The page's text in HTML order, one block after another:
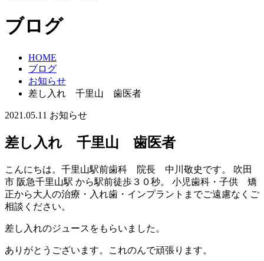
ブログ
HOME
ブログ
お知らせ
差し入れ 千里山 歯医者
2021.05.11 お知らせ
差し入れ 千里山 歯医者
こんにちは。千里山駅前歯科 院長 中川敬史です。 吹田
市 阪急千里山駅 から駅前徒歩３０秒。 小児歯科・子供 矯
正から大人の治療・入れ歯・インプラントまでご遠慮なくご
相談ください。
差し入れのジュースをもらいました。
ありがとうございます。これのんで頑張ります。